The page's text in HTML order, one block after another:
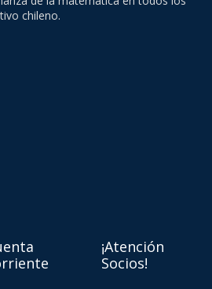
chileno.
¡Atención
Socios!